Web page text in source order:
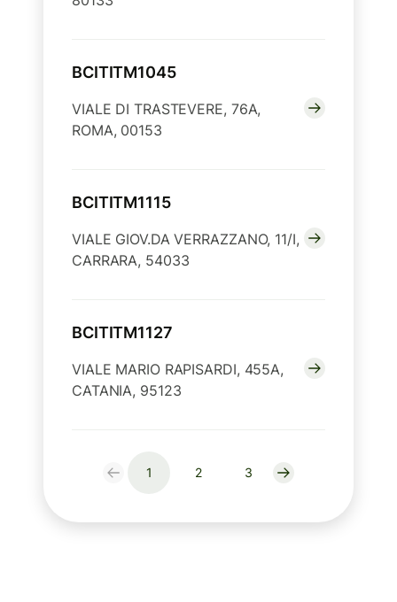
BCITITM1045
VIALE DI TRASTEVERE, 76A,
ROMA, 00153
BCITITM1115
VIALE GIOV.DA VERRAZZANO, 11/I,
CARRARA, 54033
BCITITM1127
VIALE MARIO RAPISARDI, 455A,
CATANIA, 95123
1 2 3